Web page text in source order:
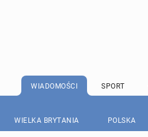
WIADOMOŚCI SPORT
WIELKA BRYTANIA POLSKA